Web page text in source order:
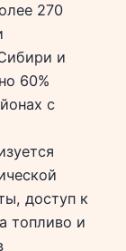
270
и
60%
с
доступ к
топливо и